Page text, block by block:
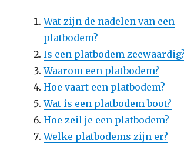
Wat zijn de nadelen van een
platbodem?
Is een platbodem
Waarom een platbodem?
Hoe vaart een platbodem?
Wat is een platbodem boot?
Hoe zeil je een platbodem?
Welke platbodems zijn er?